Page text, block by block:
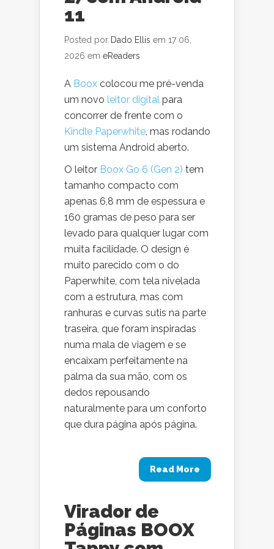
Kindle
leitor de
livros digital
11
Posted por Dado Ellis em 17 06,
2026 em eReaders
A Boox colocou me pré-venda
um novo leitor digital para
concorrer de frente com o
Kindle Paperwhite, mas rodando
um sistema Android aberto.
O leitor Boox Go 6 (Gen 2) tem
tamanho compacto com
apenas 6,8 mm de espessura e
160 gramas de peso para ser
levado para qualquer lugar com
muita facilidade. O design é
muito parecido com o do
Paperwhite, com tela nivelada
com a estrutura, mas com
ranhuras e curvas sutis na parte
traseira, que foram inspiradas
numa mala de viagem e se
encaixam perfeitamente na
palma da sua mão, com os
dedos repousando
naturalmente para um conforto
que dura página após página.
Read More
Virador de
Páginas BOOX